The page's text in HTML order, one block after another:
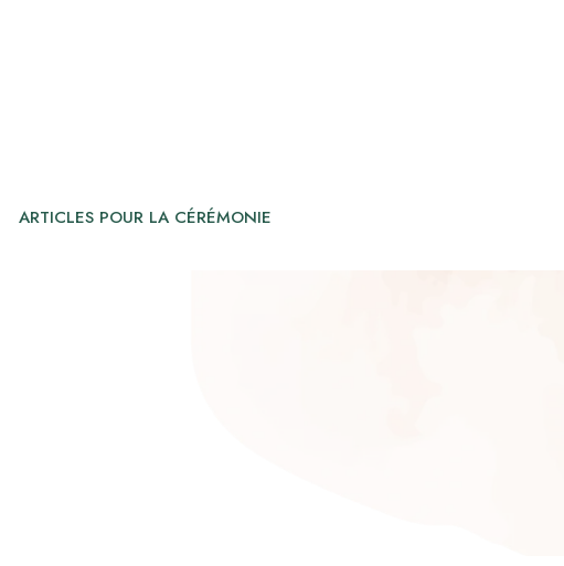
ARTICLES POUR LA CÉRÉMONIE